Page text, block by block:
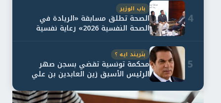
4
باب الوزير
الصحة تطلق مسابقة «الريادة في
الصحة النفسية 2026» رعاية نفسية
5
بتريند ايه ؟
محكمة تونسية تقضي بسجن صهر
الرئيس الأسبق زين العابدين بن علي